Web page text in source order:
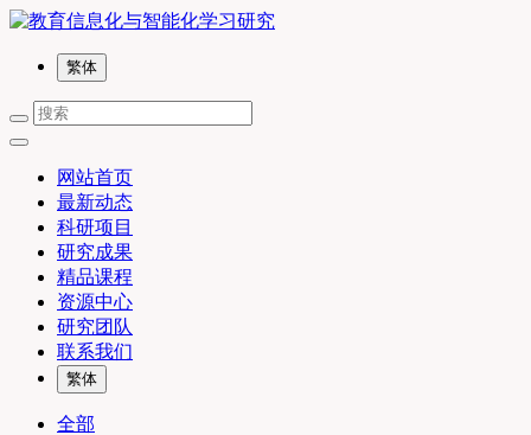
繁体
网站首页
最新动态
科研项目
研究成果
精品课程
资源中心
研究团队
联系我们
繁体
全部